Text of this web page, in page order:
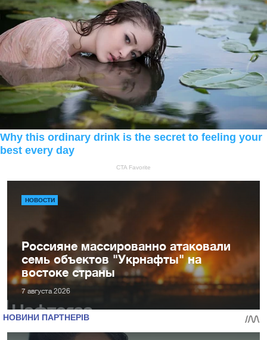
НОВОСТИ
Россияне массированно атаковали
семь объектов "Укрнафты" на
востоке страны
7 августа 2026